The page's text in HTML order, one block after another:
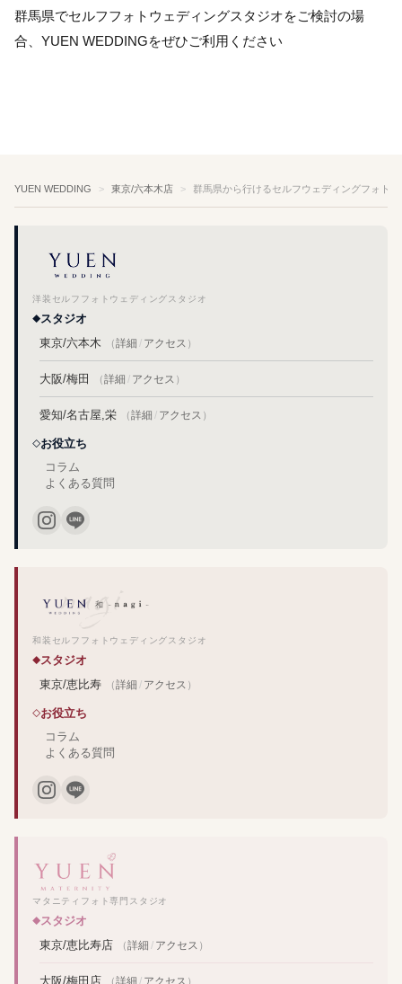
群馬県でセルフフォトウェディングスタジオをご検討の場
合、YUEN WEDDINGをぜひご利用ください
YUEN WEDDING 東京/六本木店 群馬県から行けるセルフウェディングフォト
洋装セルフフォトウェディングスタジオ
スタジオ
東京/六本木
（詳細 / アクセス ）
大阪/梅田 （詳細 / アクセス ）
愛知/名古屋,栄 （詳細 / アクセス ）
お役立ち
コラム
よくある質問
和装セルフフォトウェディングスタジオ
スタジオ
東京/恵比寿
（詳細 / アクセス ）
お役立ち
コラム
よくある質問
マタニティフォト専門スタジオ
スタジオ
東京/恵比寿店
（詳細 / アクセス ）
大阪/梅田店 （詳細 / アクセス ）